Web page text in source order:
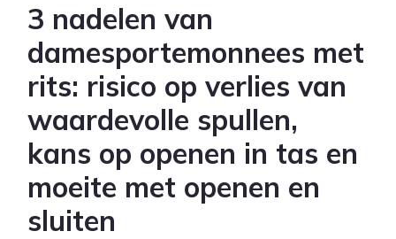
3 nadelen van
damesportemonnees met
rits: risico op verlies van
waardevolle spullen,
kans op openen in tas en
moeite met openen en
sluiten